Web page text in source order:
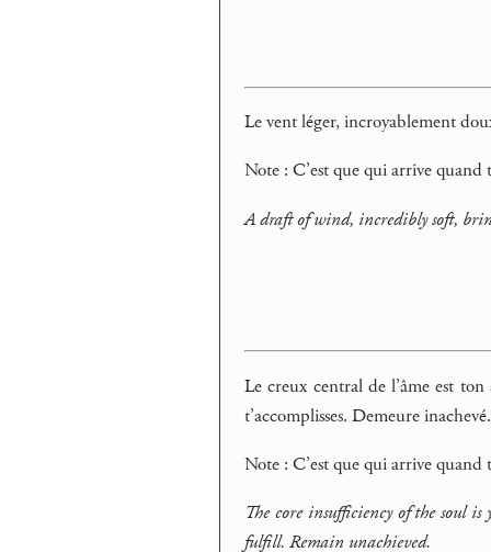
Le vent léger, incroyablement
Note : C’est que qui arrive
A draft of wind, incredibly soft,
Le creux central de l’âme est
t’accomplisses. Demeure inachevé.
Note : C’est que qui arrive quand
The core insufficiency of the soul
fulfill. Remain unachieved.